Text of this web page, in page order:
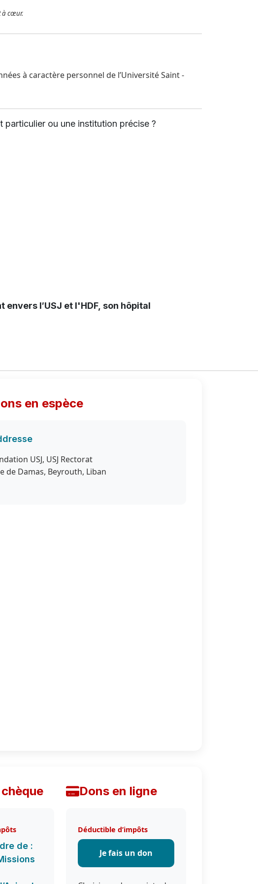
à cœur.
alimenter un fonds spécifique, parrainer un étudiant, soutenir un projet particulier ou une institution précise ?
en espèce
USJ, USJ Rectorat
de Damas, Beyrouth, Liban
de :
Dons en ligne
Déductible d’impôts
Je fais un don